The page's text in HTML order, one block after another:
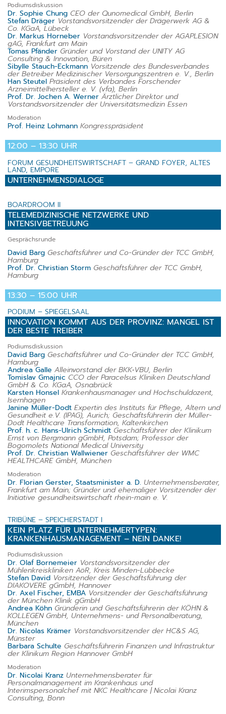
Podiumsdiskussion
Dr. Sophie Chung CEO der Qunomedical GmbH, Berlin
Stefan Dräger Vorstandsvorsitzender der Drägerwerk AG &
Co. KGaA, Lübeck
Dr. Markus Horneber Vorstandsvorsitzender der AGAPLESION
gAG, Frankfurt am Main
Tomas Pfänder Gründer und Vorstand der UNITY AG
Consulting & Innovation, Büren
Sibylle Stauch-Eckmann Vorsitzende des Bundesverbandes
der Betreiber Medizinischer Versorgungszentren e. V., Berlin
Han Steutel Präsident des Verbandes Forschender
Arzneimittelhersteller e. V. (vfa), Berlin
Prof. Dr. Jochen A. Werner Ärztlicher Direktor und
Vorstandsvorsitzender der Universitätsmedizin Essen
Moderation
Prof. Heinz Lohmann Kongresspräsident
12:00 – 13:30 UHR
FORUM GESUNDHEITSWIRTSCHAFT – GRAND FOYER, ALTES
LAND, EMPORE
UNTERNEHMENSDIALOGE
BOARDROOM II
TELEMEDIZINISCHE NETZWERKE UND
INTENSIVBETREUUNG
Gesprächsrunde
David Barg Geschäftsführer und Co-Gründer der TCC GmbH,
Hamburg
Prof. Dr. Christian Storm Geschäftsführer der TCC GmbH,
Hamburg
13:30 – 15:00 UHR
PODIUM – SPIEGELSAAL
INNOVATION KOMMT AUS DER PROVINZ: MANGEL IST
DER BESTE TREIBER
Podiumsdiskussion
David Barg Geschäftsführer und Co-Gründer der TCC GmbH,
Hamburg
Andrea Galle Alleinvorstand der BKK•VBU, Berlin
Tomislav Gmajnic CCO der Paracelsus Kliniken Deutschland
GmbH & Co. KGaA, Osnabrück
Karsten Honsel Krankenhausmanager und Hochschuldozent,
Isernhagen
Janine Müller-Dodt Expertin des Instituts für Pflege, Altern und
Gesundheit e.V. (IPAG), Aurich; Geschäftsführerin der Müller-
Dodt Healthcare Transformation, Kaltenkirchen
Prof. h. c. Hans-Ulrich Schmidt Geschäftsführer der Klinikum
Ernst von Bergmann gGmbH, Potsdam; Professor der
Bogomolets National Medical University
Prof. Dr. Christian Wallwiener Geschäftsführer der WMC
HEALTHCARE GmbH, München
Moderation
Dr. Florian Gerster, Staatsminister a. D. Unternehmensberater,
Frankfurt am Main; Gründer und ehemaliger Vorsitzender der
Initiative gesundheitswirtschaft rhein-main e. V.
TRIBÜNE – SPEICHERSTADT I
KEIN PLATZ FÜR UNTERNEHMERTYPEN:
KRANKENHAUSMANAGEMENT – NEIN DANKE!
Podiumsdiskussion
Dr. Olaf Bornemeier Vorstandsvorsitzender der
Mühlenkreiskliniken AöR, Kreis Minden-Lübbecke
Stefan David Vorsitzender der Geschäftsführung der
DIAKOVERE gGmbH, Hannover
Dr. Axel Fischer, EMBA Vorsitzender der Geschäftsführung
der München Klinik gGmbH
Andrea Köhn Gründerin und Geschäftsführerin der KÖHN &
KOLLEGEN GmbH, Unternehmens- und Personalberatung,
München
Dr. Nicolas Krämer Vorstandsvorsitzender der HC&S AG,
Münster
Barbara Schulte Geschäftsführerin Finanzen und Infrastruktur
der Klinikum Region Hannover GmbH
Moderation
Dr. Nicolai Kranz Unternehmensberater für
Personalmanagement im Krankenhaus und
Interimspersonalchef mit NKC Healthcare | Nicolai Kranz
Consulting, Bonn